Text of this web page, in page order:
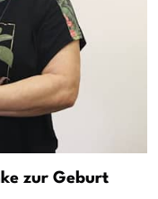
zur Geburt